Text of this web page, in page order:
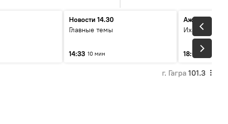
Новости 14.30
Главные темы
14:33 10 мин
Ажәабжьқәа
Ихадоу
18:06
г. Гагра 101.3